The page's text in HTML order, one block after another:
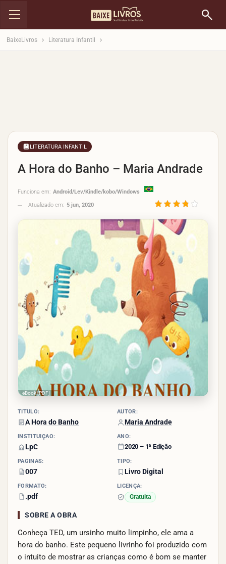
BaixeLivros Literatura Infantil
LITERATURA INFANTIL
A Hora do Banho – Maria Andrade
Funciona em: Android/Lev/Kindle/kobo/Windows
Atualizado em: 5 jun, 2020
eBook [PDF]
- (46
votos)
TÍTULO:
A Hora do Banho
AUTOR:
Maria Andrade
INSTITUIÇÃO:
LpC
ANO:
2020 – 1ª Edição
PÁGINAS:
007
TIPO:
Livro Digital
FORMATO:
.pdf
LICENÇA:
Gratuita
SOBRE A OBRA
Conheça TED, um ursinho muito limpinho, ele ama a
hora do banho. Este pequeno livrinho foi produzido com
o intuito de mostrar as crianças como é bom se manter